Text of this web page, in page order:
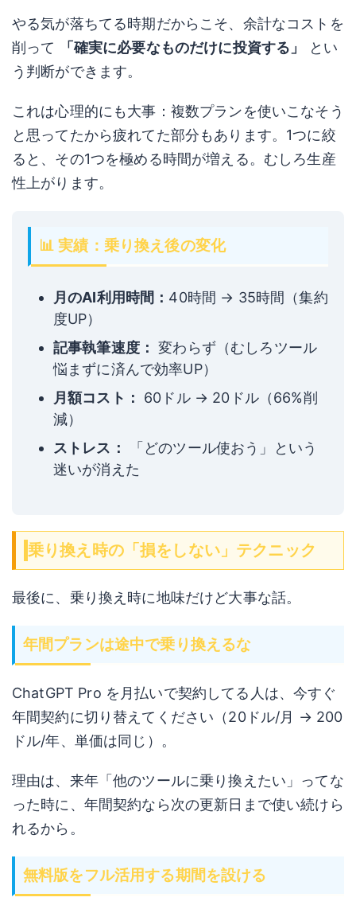
やる気が落ちてる時期だからこそ、余計なコストを
削って
「確実に必要なものだけに投資する」
とい
う判断ができます。
これは心理的にも大事：複数プランを使いこなそう
と思ってたから疲れてた部分もあります。1つに絞
ると、その1つを極める時間が増える。むしろ生産
性上がります。
📊 実績：乗り換え後の変化
月のAI利用時間： 40時間 → 35時間（集約
度UP）
記事執筆速度： 変わらず（むしろツール
悩まずに済んで効率UP）
月額コスト：
60ドル → 20ドル（66%削
減）
ストレス：
「どのツール使おう」という
迷いが消えた
乗り換え時の「損をしない」テクニック
最後に、乗り換え時に地味だけど大事な話。
年間プランは途中で乗り換えるな
ChatGPT Pro を月払いで契約してる人は、今すぐ
年間契約に切り替えてください（20ドル/月 → 200
ドル/年、単価は同じ）。
理由は、来年「他のツールに乗り換えたい」ってな
った時に、年間契約なら次の更新日まで使い続けら
れるから。
無料版をフル活用する期間を設ける